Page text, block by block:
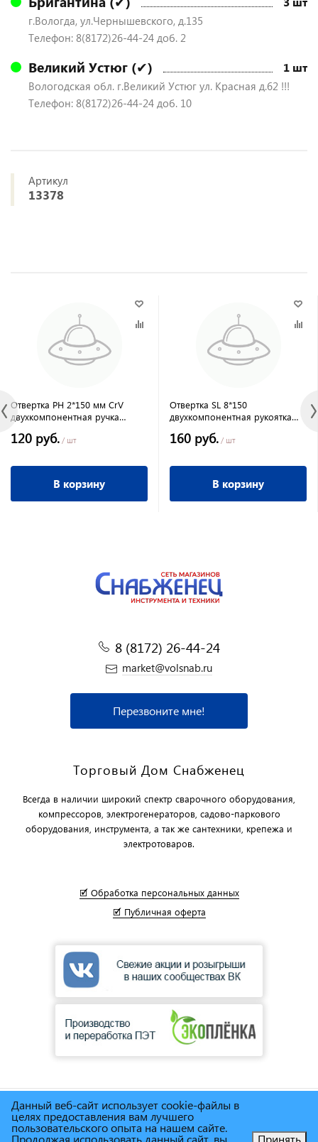
г.Вологда, ул.Чернышевского, д.135
Телефон: 8(8172)26-44-24 доб. 2
Великий Устюг (✔) 1 шт
Вологодская обл. г.Великий Устюг ул. Красная д.62 !!!
Телефон: 8(8172)26-44-24 доб. 10
Артикул
13378
Отвертка PH 2*150 мм CrV
двухкомпонентная ручка
120 руб. / шт
В корзину
Отвертка SL 8*150
двухкомпонентная рукоятка
160 руб. / шт
В корзину
8 (8172) 26-44-24
market@volsnab.ru
Перезвоните мне!
Торговый Дом Снабженец
Всегда в наличии широкий спектр сварочного оборудования,
компрессоров, электрогенераторов, садово-паркового
оборудования, инструмента, а так же сантехники, крепежа и
электротоваров.
🗹 Обработка персональных данных
🗹 Публичная оферта
© Сеть магазинов инструмента и техники"Торговый дом
Снабженец" 1995г. - 2025г.
Данный веб-сайт использует cookie-файлы в
целях предоставления вам лучшего
пользовательского опыта на нашем сайте.
Продолжая использовать данный сайт, вы Принять